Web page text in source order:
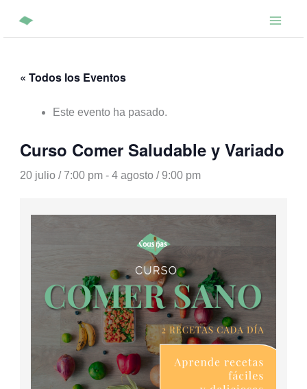
« Todos los Eventos
Este evento ha pasado.
Curso Comer Saludable y Variado
20 julio / 7:00 pm- 4 agosto / 9:00 pm